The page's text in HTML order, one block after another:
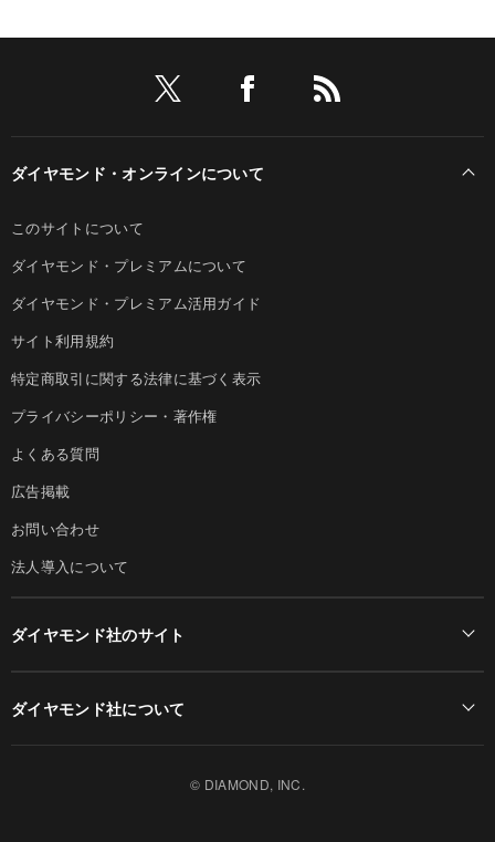
ダイヤモンド・オンラインについて
このサイトについて
ダイヤモンド・プレミアムについて
ダイヤモンド・プレミアム活用ガイド
サイト利用規約
特定商取引に関する法律に基づく表示
プライバシーポリシー・著作権
よくある質問
広告掲載
お問い合わせ
法人導入について
ダイヤモンド社のサイト
ダイヤモンド社について
© DIAMOND, INC.